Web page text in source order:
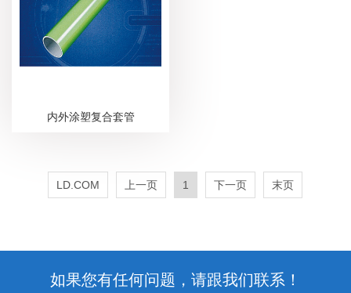
内外涂塑复合套管
LD.COM 上一页 1 下一页 末页
如果您有任何问题，请跟我们联系！